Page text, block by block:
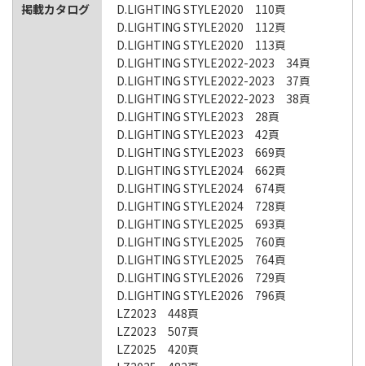
掲載カタログ
D.LIGHTING STYLE2020 110頁
D.LIGHTING STYLE2020 112頁
D.LIGHTING STYLE2020 113頁
D.LIGHTING STYLE2022-2023 34頁
D.LIGHTING STYLE2022-2023 37頁
D.LIGHTING STYLE2022-2023 38頁
D.LIGHTING STYLE2023 28頁
D.LIGHTING STYLE2023 42頁
D.LIGHTING STYLE2023 669頁
D.LIGHTING STYLE2024 662頁
D.LIGHTING STYLE2024 674頁
D.LIGHTING STYLE2024 728頁
D.LIGHTING STYLE2025 693頁
D.LIGHTING STYLE2025 760頁
D.LIGHTING STYLE2025 764頁
D.LIGHTING STYLE2026 729頁
D.LIGHTING STYLE2026 796頁
LZ2023 448頁
LZ2023 507頁
LZ2025 420頁